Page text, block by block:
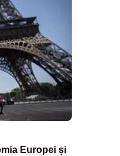
Europei și